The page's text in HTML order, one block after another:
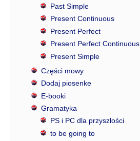
Past Simple
Present Continuous
Present Perfect
Present Perfect Continuous
Present Simple
Części mowy
Dodaj piosenke
E-booki
Gramatyka
PS i PC dla przyszłości
to be going to